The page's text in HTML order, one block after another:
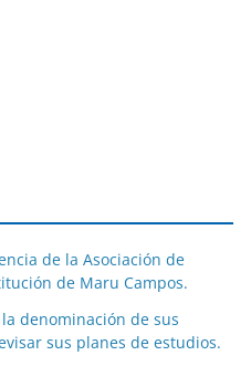
de la Asociación de
de Maru Campos.
denominación de sus
sus planes de estudios.